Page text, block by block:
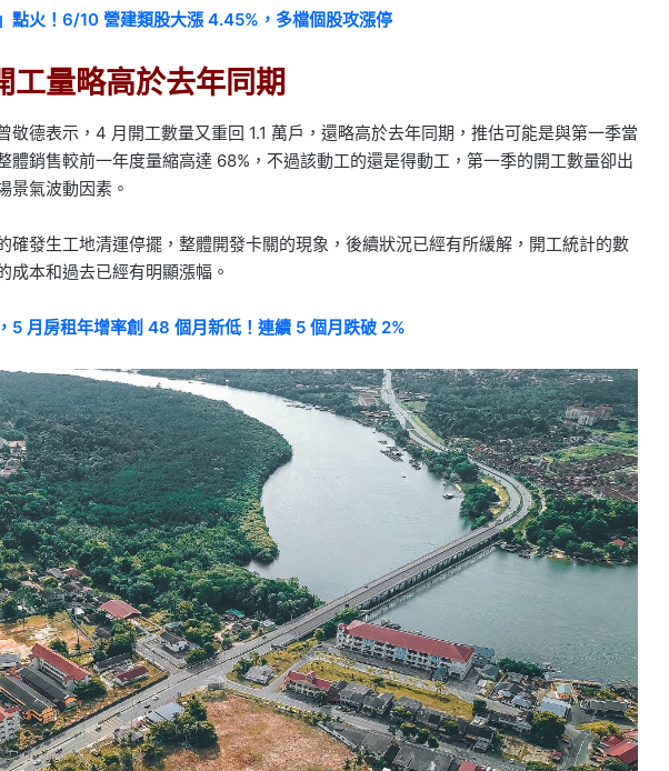
點火！6/10 營建類股大漲 4.45%，多檔個股攻漲停
工量略高於去年同期
敬德表示，4 月開工數量又重回 1.1 萬戶，還略高於去年同期，推估可能是與第一季當
體銷售較前一年度量縮高達 68%，不過該動工的還是得動工，第一季的開工數量卻出
景氣波動因素。
確發生工地清運停擺，整體開發卡關的現象，後續狀況已經有所緩解，開工統計的數
成本和過去已經有明顯漲幅。
5 月房租年增率創 48 個月新低！連續 5 個月跌破 2%